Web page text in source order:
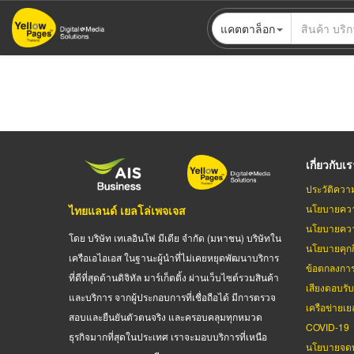
ข้าม
ไป
แคตตาล็อก
ไทยแลนด์ เยลโล่เพจเจส
โดย บริษัท เทเลอินโฟ มีเดีย จำกัด (มหาชน) บริษัทใน
เครือเอไอเอส ในฐานะผู้นำที่ไม่เคยหยุดพัฒนาบริการ
ที่ดีที่สุดด้านดิจิทัล มาร์เก็ตติ้ง ผ่านเว็บไซต์รวมสินค้า
และบริการ จากผู้ประกอบการที่เชื่อถือได้ มีการตรวจ
สอบและยืนยันตัวตนจริง และครอบคลุมทุกหมวด
ธุรกิจมากที่สุดในประเทศ เราจะมอบบริการที่เหนือ
เกี่ยวกับเ
ประวัติควา
นโยบายค
นโยบายคว
นโยบายคุก
ข้อตกลงกา
เสียงตอบ
เครือข่ายเ
COVID-19
นโยบายจด